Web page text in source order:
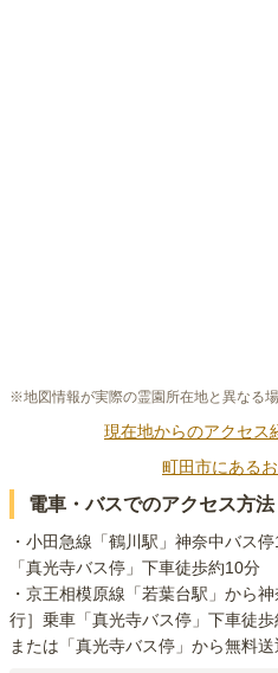
※地図情報が実際の霊園所在地と異なる場
現在地からのアクセス
町田市にある
電車・バスでのアクセス方法
・小田急線「鶴川駅」神奈中バス
「真光寺バス停」下車徒歩約10分
・京王相模原線「若葉台駅」から
行］乗車「真光寺バス停」下車徒
または「真光寺バス停」から無料送